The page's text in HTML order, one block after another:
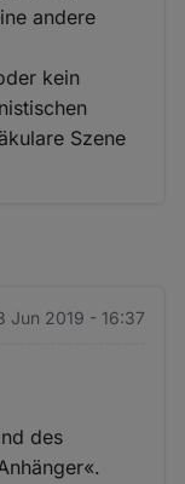
andere
kein
Szene
Jun 2019 - 16:37
des